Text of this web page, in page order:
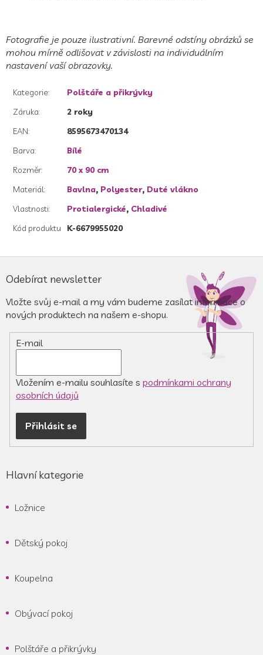
Fotografie je pouze ilustrativní. Barevné odstíny obrázků se
mohou mírně odlišovat v závislosti na individuálním
nastavení vaší obrazovky.
Kategorie:
Polštáře a přikrývky
Záruka:
2 roky
EAN:
8595673470134
Barva:
Bílé
Rozměr:
70 x 90 cm
Materiál: Bavlna, Polyester, Duté vlákno
Vlastnosti: Protialergické, Chladivé
Kód produktu
K-6679955020
á
a
Odebírat newsletter
Vložte svůj e-mail a my vám budeme zasílat informace o
nových produktech na našem e-shopu.
E-mail
Vložením e-mailu souhlasíte s podmínkami ochrany
osobních údajů
Přihlásit se
Hlavní kategorie
Ložnice
Dětský pokoj
Koupelna
Obývací pokoj
Polštáře a přikrývky